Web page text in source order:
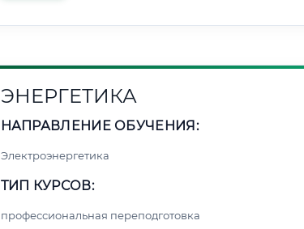
ЭНЕРГЕТИКА
НАПРАВЛЕНИЕ ОБУЧЕНИЯ:
Электроэнергетика
ТИП КУРСОВ:
профессиональная переподготовка